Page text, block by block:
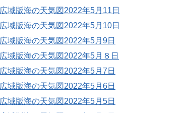
広域版海の天気図2022年5月11日
広域版海の天気図2022年5月10日
広域版海の天気図2022年5月9日
広域版海の天気図2022年5月８日
広域版海の天気図2022年5月7日
広域版海の天気図2022年5月6日
広域版海の天気図2022年5月5日